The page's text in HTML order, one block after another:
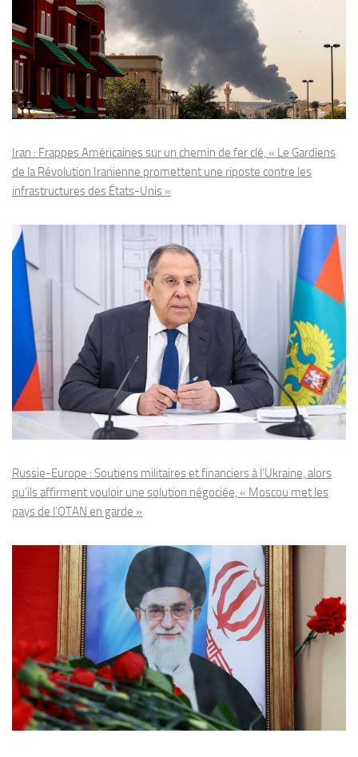
Iran : Frappes Américaines sur un chemin de fer clé, « Le Gardiens
de la Révolution Iranienne promettent une riposte contre les
infrastructures des États-Unis »
Russie-Europe : Soutiens militaires et financiers à l’Ukraine, alors
qu’ils affirment vouloir une solution négociée, « Moscou met les
pays de l’OTAN en garde »